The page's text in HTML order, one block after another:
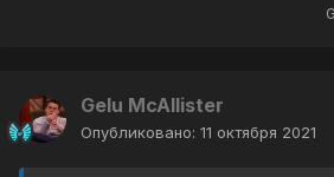
Gelu McAllister
Опубликовано: 11 октября 2021